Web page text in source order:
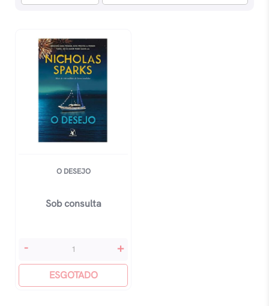
O DESEJO
Sob consulta
O
quantidade
- +
ESGOTADO